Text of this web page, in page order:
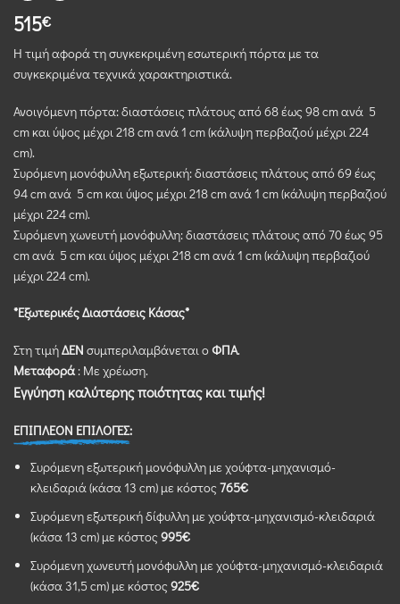
515€
Η τιμή αφορά τη συγκεκριμένη εσωτερική πόρτα με τα
συγκεκριμένα τεχνικά χαρακτηριστικά.
Ανοιγόμενη πόρτα: διαστάσεις πλάτους από 68 έως 98 cm ανά 5
cm και ύψος μέχρι 218 cm ανά 1 cm (κάλυψη περβαζιού μέχρι 224
cm).
Συρόμενη μονόφυλλη εξωτερική: διαστάσεις πλάτους από 69 έως
94 cm ανά 5 cm και ύψος μέχρι 218 cm ανά 1 cm (κάλυψη περβαζιού
μέχρι 224 cm).
Συρόμενη χωνευτή μονόφυλλη: διαστάσεις πλάτους από 70 έως 95
cm ανά 5 cm και ύψος μέχρι 218 cm ανά 1 cm (κάλυψη περβαζιού
μέχρι 224 cm).
*Εξωτερικές Διαστάσεις Κάσας*
Στη τιμήΔΕΝ συμπεριλαμβάνεται οΦΠΑ.
Μεταφορά: Με χρέωση.
Εγγύηση καλύτερης ποιότητας και τιμής!
ΕΠΙΠΛΕΟΝ ΕΠΙΛΟΓΕΣ:
Συρόμενη εξωτερική μονόφυλλη με χούφτα-μηχανισμό-
κλειδαριά (κάσα 13 cm) με κόστος 765€
Συρόμενη εξωτερική δίφυλλη με χούφτα-μηχανισμό-κλειδαριά
(κάσα 13 cm) με κόστος 995€
Συρόμενη χωνευτή μονόφυλλη με χούφτα-μηχανισμό-κλειδαριά
(κάσα 31,5 cm) με κόστος 925€